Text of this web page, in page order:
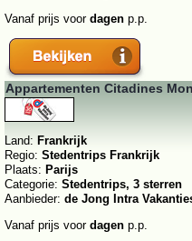
Vanaf prijs voor dagen p.p.
Appartementen Citadines
Land: Frankrijk
Regio: Stedentrips Frankrijk
Plaats: Parijs
Categorie: Stedentrips, 3 sterren
Aanbieder: de Jong Intra
Vanaf prijs voor dagen p.p.